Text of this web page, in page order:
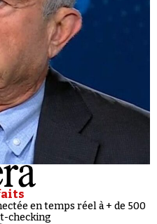
en temps réel à + de 500
checking